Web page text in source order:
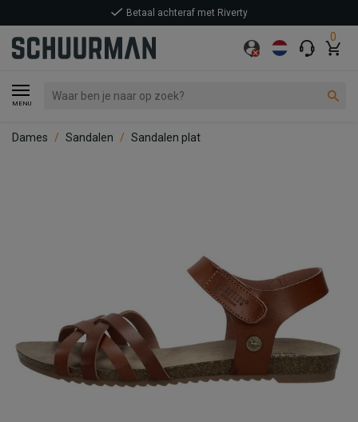
0
MENU
Betaal achteraf met Riverty
Dames Sandalen Sandalen plat